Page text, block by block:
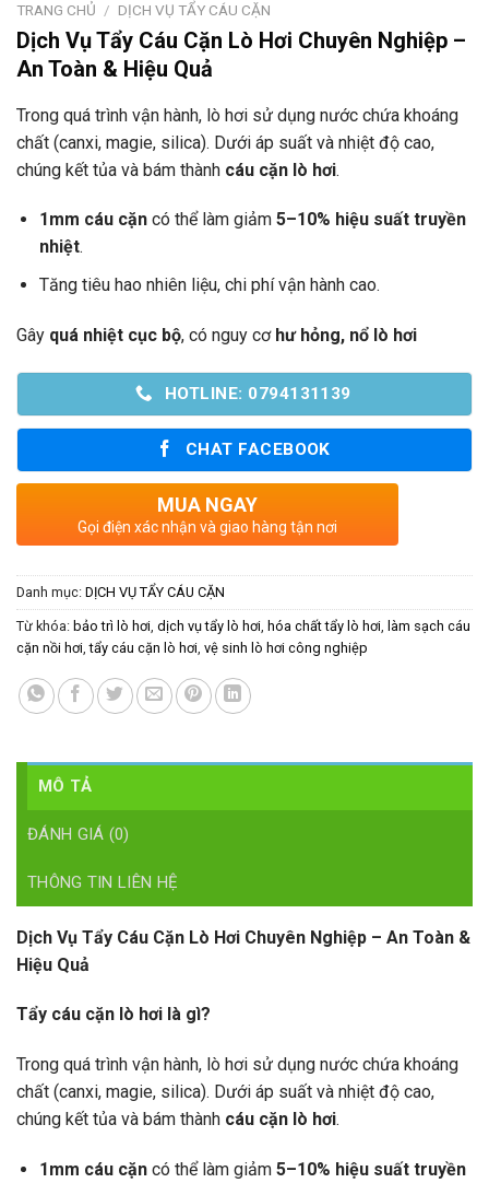
TRANG CHỦ / DỊCH VỤ TẨY CÁU CẶN
Dịch Vụ Tẩy Cáu Cặn Lò Hơi Chuyên Nghiệp –
An Toàn & Hiệu Quả
Trong quá trình vận hành, lò hơi sử dụng nước chứa khoáng
chất (canxi, magie, silica). Dưới áp suất và nhiệt độ cao,
chúng kết tủa và bám thành cáu cặn lò hơi.
1mm cáu cặncó thể làm giảm 5–10% hiệu suất truyền
nhiệt.
Tăng tiêu hao nhiên liệu, chi phí vận hành cao.
Gây quá nhiệt cục bộ, có nguy cơ hư hỏng, nổ lò hơi
HOTLINE: 0794131139
CHAT FACEBOOK
MUA NGAY
Gọi điện xác nhận và giao hàng tận nơi
Danh mục: DỊCH VỤ TẨY CÁU CẶN
Từ khóa: bảo trì lò hơi dịch vụ tẩy lò hơi hóa chất tẩy lò hơi làm sạch cáu
cặn nồi hơi ,tẩy cáu cặn lò hơi vệ sinh lò hơi công nghiệp
MÔ TẢ
ĐÁNH GIÁ (0)
THÔNG TIN LIÊN HỆ
Dịch Vụ Tẩy Cáu Cặn Lò Hơi Chuyên Nghiệp – An Toàn &
Hiệu Quả
Tẩy cáu cặn lò hơi là gì?
Trong quá trình vận hành, lò hơi sử dụng nước chứa khoáng
chất (canxi, magie, silica). Dưới áp suất và nhiệt độ cao,
chúng kết tủa và bám thành cáu cặn lò hơi.
1mm cáu cặncó thể làm giảm 5–10% hiệu suất truyền